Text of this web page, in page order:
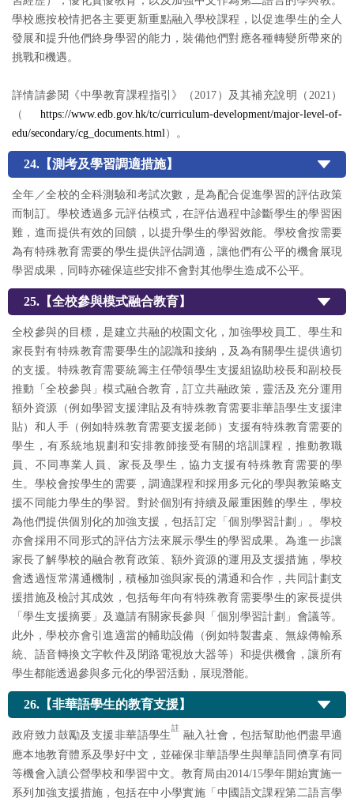
學校應按校情把各主要更新重點融入學校課程，以促進學生的全人
發展和提升他們終身學習的能力，裝備他們對應各種轉變所帶來的
挑戰和機遇。
詳情請參閱《中學教育課程指引》（2017）及其補充說明（2021）
（ https://www.edb.gov.hk/tc/curriculum-development/major-level-of-
edu/secondary/cg_documents.html）。
24.【測考及學習調適措施】
全年／全校的全科測驗和考試次數，是為配合促進學習的評估政策
而制訂。學校透過多元評估模式，在評估過程中診斷學生的學習困
難，進而提供有效的回饋，以提升學生的學習效能。學校會按需要
為有特殊教育需要的學生提供評估調適，讓他們有公平的機會展現
學習成果，同時亦確保這些安排不會對其他學生造成不公平。
25.【全校參與模式融合教育】
全校參與的目標，是建立共融的校園文化，加強學校員工、學生和
家長對有特殊教育需要學生的認識和接納，及為有關學生提供適切
的支援。特殊教育需要統籌主任帶領學生支援組協助校長和副校長
推動「全校參與」模式融合教育，訂立共融政策，靈活及充分運用
額外資源（例如學習支援津貼及有特殊教育需要非華語學生支援津
貼）和人手（例如特殊教育需要支援老師）支援有特殊教育需要的
學生，有系統地規劃和安排教師接受有關的培訓課程，推動教職
員、不同專業人員、家長及學生，協力支援有特殊教育需要的學
生。學校會按學生的需要，調適課程和採用多元化的學與教策略支
援不同能力學生的學習。對於個別有持續及嚴重困難的學生，學校
為他們提供個別化的加強支援，包括訂定「個別學習計劃」。學校
亦會採用不同形式的評估方法來展示學生的學習成果。為進一步讓
家長了解學校的融合教育政策、額外資源的運用及支援措施，學校
會透過恆常溝通機制，積極加強與家長的溝通和合作，共同計劃支
援措施及檢討其成效，包括每年向有特殊教育需要學生的家長提供
「學生支援摘要」及邀請有關家長參與「個別學習計劃」會議等。
此外，學校亦會引進適當的輔助設備（例如特製書桌、無線傳輸系
統、語音轉換文字軟件及閉路電視放大器等）和提供機會，讓所有
學生都能透過參與多元化的學習活動，展現潛能。
26.【非華語學生的教育支援】
政府致力鼓勵及支援非華語學生
註
融入社會，包括幫助他們盡早適
應本地教育體系及學好中文，並確保非華語學生與華語同儕享有同
等機會入讀公營學校和學習中文。教育局由2014/15學年開始實施一
系列加強支援措施，包括在中小學實施「中國語文課程第二語言學